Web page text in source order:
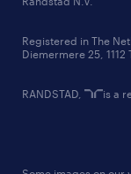
Registered in The
Diemermere 25, 1112
RANDSTAD, is a